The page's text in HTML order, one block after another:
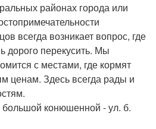
районах города или
всегда возникает вопрос, где
дорого перекусить. Мы
с местами, где кормят
ценам. Здесь всегда рады и
конюшенной - ул. б.